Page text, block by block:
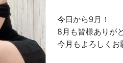
今日から9月！
8月も皆様ありが
今月もよろしく